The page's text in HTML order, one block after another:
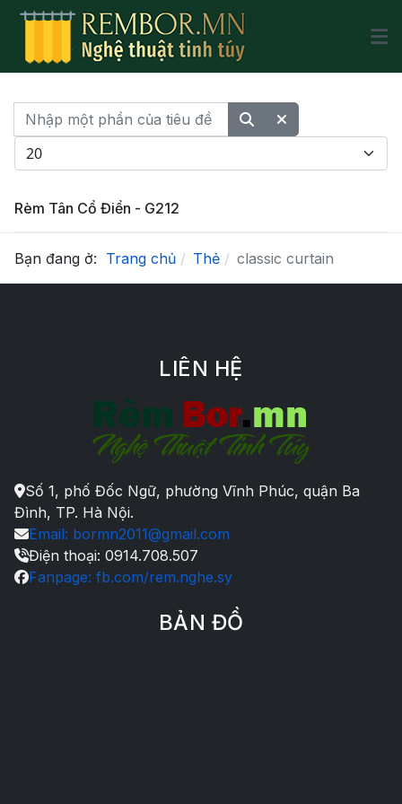
Nhập một phần của tiêu đề
Hiển thị #
Rèm Tân Cổ Điển - G212
Bạn đang ở: Trang chủ Thẻ classic curtain
LIÊN HỆ
Số 1, phố Đốc Ngữ, phường Vĩnh Phúc, quận Ba
Đình, TP. Hà Nội.
Email: bormn2011@gmail.com
Điện thoại: 0914.708.507
Fanpage: fb.com/rem.nghe.sy
BẢN ĐỒ